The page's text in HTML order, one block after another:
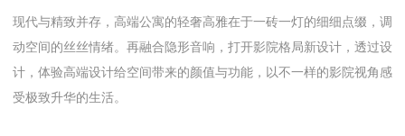
现代与精致并存，高端公寓的轻奢高雅在于一砖一灯的细细点缀，调
动空间的丝丝情绪。再融合隐形音响，打开影院格局新设计，透过设
计，体验高端设计给空间带来的颜值与功能，以不一样的影院视角感
受极致升华的生活。